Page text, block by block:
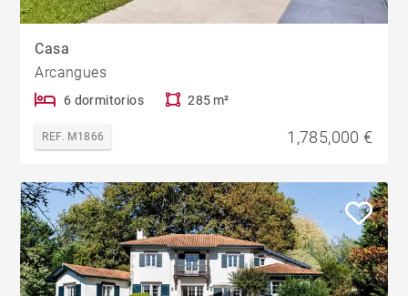
Casa
Arcangues
6 dormitorios 285 m²
REF. M1866 1,785,000 €